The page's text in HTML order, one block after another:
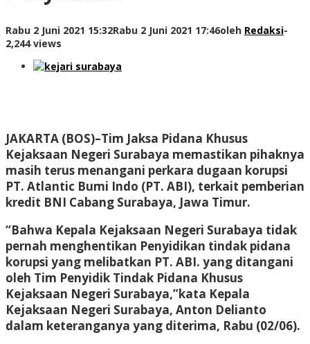
Rabu 2 Juni 2021 15:32Rabu 2 Juni 2021 17:46oleh Redaksi-
2,244 views
JAKARTA (BOS)–Tim Jaksa Pidana Khusus
Kejaksaan Negeri Surabaya memastikan pihaknya
masih terus menangani perkara dugaan korupsi
PT. Atlantic Bumi Indo (PT. ABI), terkait pemberian
kredit BNI Cabang Surabaya, Jawa Timur.
“Bahwa Kepala Kejaksaan Negeri Surabaya tidak
pernah menghentikan Penyidikan tindak pidana
korupsi yang melibatkan PT. ABI. yang ditangani
oleh Tim Penyidik Tindak Pidana Khusus
Kejaksaan Negeri Surabaya,”kata Kepala
Kejaksaan Negeri Surabaya, Anton Delianto
dalam keteranganya yang diterima, Rabu (02/06).